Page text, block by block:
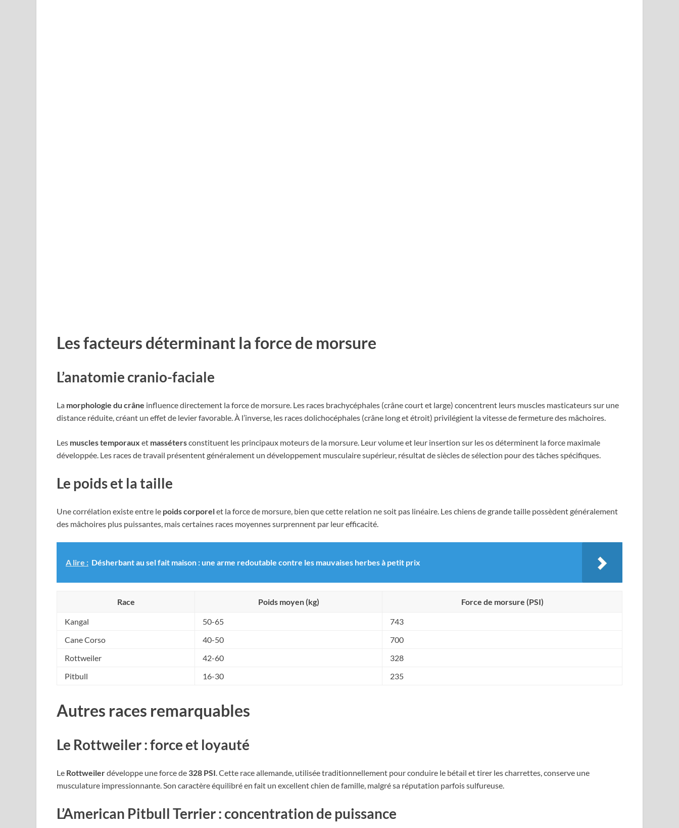
Les facteurs déterminant la force de morsure
L’anatomie cranio-faciale
La morphologie du crâne influence directement la force de morsure. Les races brachycéphales (crâne court et large) concentrent leurs muscles masticateurs sur une
distance réduite, créant un effet de levier favorable. À l’inverse, les races dolichocéphales (crâne long et étroit) privilégient la vitesse de fermeture des mâchoires.
Les muscles temporaux et massétersconstituent les principaux moteurs de la morsure. Leur volume et leur insertion sur les os déterminent la force maximale
développée. Les races de travail présentent généralement un développement musculaire supérieur, résultat de siècles de sélection pour des tâches spécifiques.
Le poids et la taille
Une corrélation existe entre le poids corporelet la force de morsure, bien que cette relation ne soit pas linéaire. Les chiens de grande taille possèdent généralement
des mâchoires plus puissantes, mais certaines races moyennes surprennent par leur efficacité.
A lire : Désherbant au sel fait maison : une arme redoutable contre les mauvaises herbes à petit prix
Race Poids moyen (kg) Force de morsure (PSI)
Kangal 50-65
743
Cane Corso
40-50
700
Rottweiler
42-60
328
Pitbull
16-30 235
Autres races remarquables
Le Rottweiler : force et loyauté
Le Rottweilerdéveloppe une force de 328 PSI. Cette race allemande, utilisée traditionnellement pour conduire le bétail et tirer les charrettes, conserve une
musculature impressionnante. Son caractère équilibré en fait un excellent chien de famille, malgré sa réputation parfois sulfureuse.
L’American Pitbull Terrier : concentration de puissance